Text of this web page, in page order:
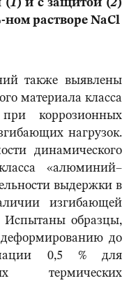
(1) и с защитой (2)
ном растворе NaCl
также выявлены
материала класса
при коррозионных
нагрузок.
динамического
«алюминий–
выдержки в
изгибающей
Испытаны образцы,
деформированию до
0,5 % для
термических